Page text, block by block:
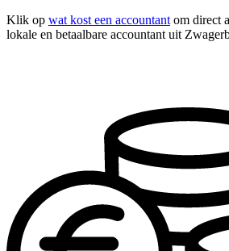
Klik op wat kost een accountant om direct
lokale en betaalbare accountant uit